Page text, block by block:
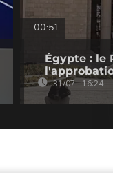
00:51
Égypte : le
31/07 - 16:24